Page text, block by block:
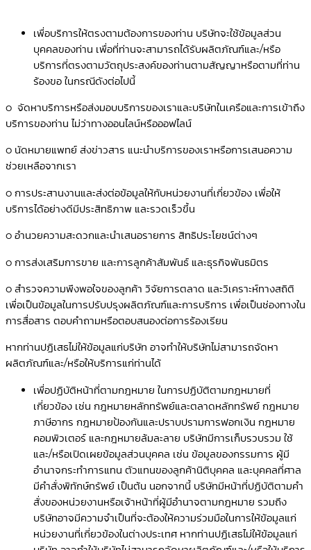
เพื่อบริการให้ตรงตามต้องการของท่าน บริษัทจะใช้ข้อมูลส่วน
บุคคลของท่าน เพื่อที่ท่านจะสามารถได้รับผลิตภัณฑ์และ/หรือ
บริการที่ตรงตามวัตถุประสงค์ของท่านตามสัญญาหรือตามที่ท่าน
ร้องขอ ในกรณีดังต่อไปนี้
o จัดหาบริการหรือส่งมอบบริการของเราและบริษัทในเครือและการเข้าถึง
บริการของท่าน ไม่ว่าทางออนไลน์หรือออฟไลน์
o นัดหมายแพทย์ ส่งข่าวสาร แนะนำบริการของเราหรือการเสนอความ
ช่วยเหลือจากเรา
o การประสานงานและส่งต่อข้อมูลให้กับหน่วยงานที่เกี่ยวข้อง เพื่อให้
บริการได้อย่างดีมีประสิทธิภาพ และรวดเร็วขึ้น
o อำนวยความสะดวกและนำเสนอรายการ สิทธิประโยชน์ต่างๆ
o การส่งเสริมการขาย และการลูกค้าสัมพันธ์ และธุรกิจพันธมิตร
o สำรวจความพึงพอใจของลูกค้า วิจัยการตลาด และวิเคราะห์ทางสถิติ
เพื่อเป็นข้อมูลในการปรับปรุงผลิตภัณฑ์และการบริการ เพื่อเป็นช่องทางใน
การสื่อสาร ตอบคำถามหรือตอบสนองต่อการร้องเรียน
หากท่านปฏิเสธไม่ให้ข้อมูลแก่บริษัท อาจทำให้บริษัทไม่สามารถจัดหา
ผลิตภัณฑ์และ/หรือให้บริการแก่ท่านได้
เพื่อปฏิบัติหน้าที่ตามกฎหมาย ในการปฏิบัติตามกฎหมายที่
เกี่ยวข้อง เช่น กฎหมายหลักทรัพย์และตลาดหลักทรัพย์ กฎหมาย
ภาษีอากร กฎหมายป้องกันและปราบปรามการฟอกเงิน กฎหมาย
คอมพิวเตอร์ และกฎหมายล้มละลาย บริษัทมีการเก็บรวบรวม ใช้
และ/หรือเปิดเผยข้อมูลส่วนบุคคล เช่น ข้อมูลของกรรมการ ผู้มี
อำนาจกระทำการแทน ตัวแทนของลูกค้านิติบุคคล และบุคคลที่ศาล
มีคำสั่งพิทักษ์ทรัพย์ เป็นต้น นอกจากนี้ บริษัทมีหน้าที่ปฏิบัติตามคำ
สั่งของหน่วยงานหรือเจ้าหน้าที่ผู้มีอำนาจตามกฎหมาย รวมถึง
บริษัทอาจมีความจำเป็นที่จะต้องให้ความร่วมมือในการให้ข้อมูลแก่
หน่วยงานที่เกี่ยวข้องในต่างประเทศ หากท่านปฏิเสธไม่ให้ข้อมูลแก่